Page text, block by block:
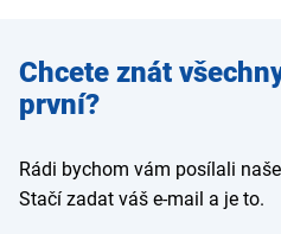
Zadejte
e-mail
Chcete znát
první?
Rádi bychom vám posílali
Stačí zadat váš e-mail a je to.